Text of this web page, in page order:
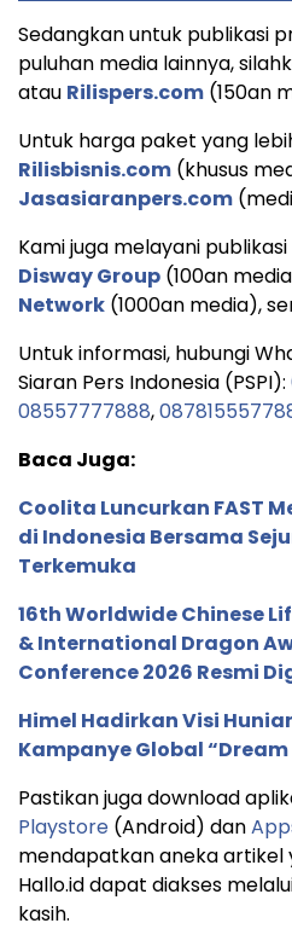
Sedangkan untuk publikasi
puluhan media lainnya,
atau Rilispers.com (150an
Untuk harga paket yang
Rilisbisnis.com (khusus
Jasasiaranpers.com
Kami juga melayani
Disway Group (100an
Network (1000an media),
Untuk informasi, hubungi
Siaran Pers Indonesia (PSPI):
08557777888,
Baca Juga:
Coolita Luncurkan FAST
di Indonesia Bersama
Terkemuka
16th Worldwide Chinese
& International Dragon
Conference 2026 Resmi
Himel Hadirkan Visi
Kampanye Global “Dream
Pastikan juga download
Playstore (Android) dan
mendapatkan aneka artikel
Hallo.id dapat diakses
kasih.